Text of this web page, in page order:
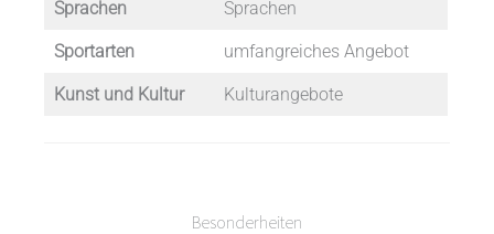
Sprachen Sprachen
Sportarten umfangreiches Angebot
Kunst und Kultur Kulturangebote
Besonderheiten